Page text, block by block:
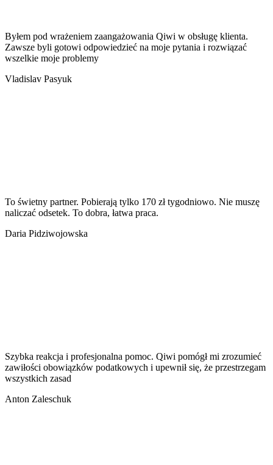
Byłem pod wrażeniem zaangażowania Qiwi w obsługę klienta.
Zawsze byli gotowi odpowiedzieć na moje pytania i rozwiązać
wszelkie moje problemy
Vladislav Pasyuk
To świetny partner. Pobierają tylko 170 zł tygodniowo. Nie muszę
naliczać odsetek. To dobra, łatwa praca.
Daria Pidziwojowska
Szybka reakcja i profesjonalna pomoc. Qiwi pomógł mi zrozumieć
zawiłości obowiązków podatkowych i upewnił się, że przestrzegam
wszystkich zasad
Anton Zaleschuk